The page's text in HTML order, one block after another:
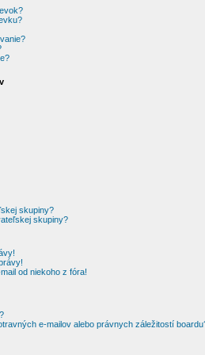
skupiny?
skupiny?
od niekoho z fóra!
e-mailov alebo právnych záležitostí